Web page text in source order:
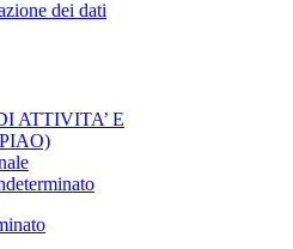
dei dati
ATTIVITA’ E